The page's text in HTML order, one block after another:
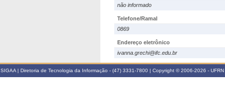
não informado
Telefone/Ramal
0869
Endereço eletrônico
ivanna.grechi@ifc.edu.br
SIGAA | Diretoria de Tecnologia da Informação - (47) 3331-7800 | Copyright © 2006-2026 -